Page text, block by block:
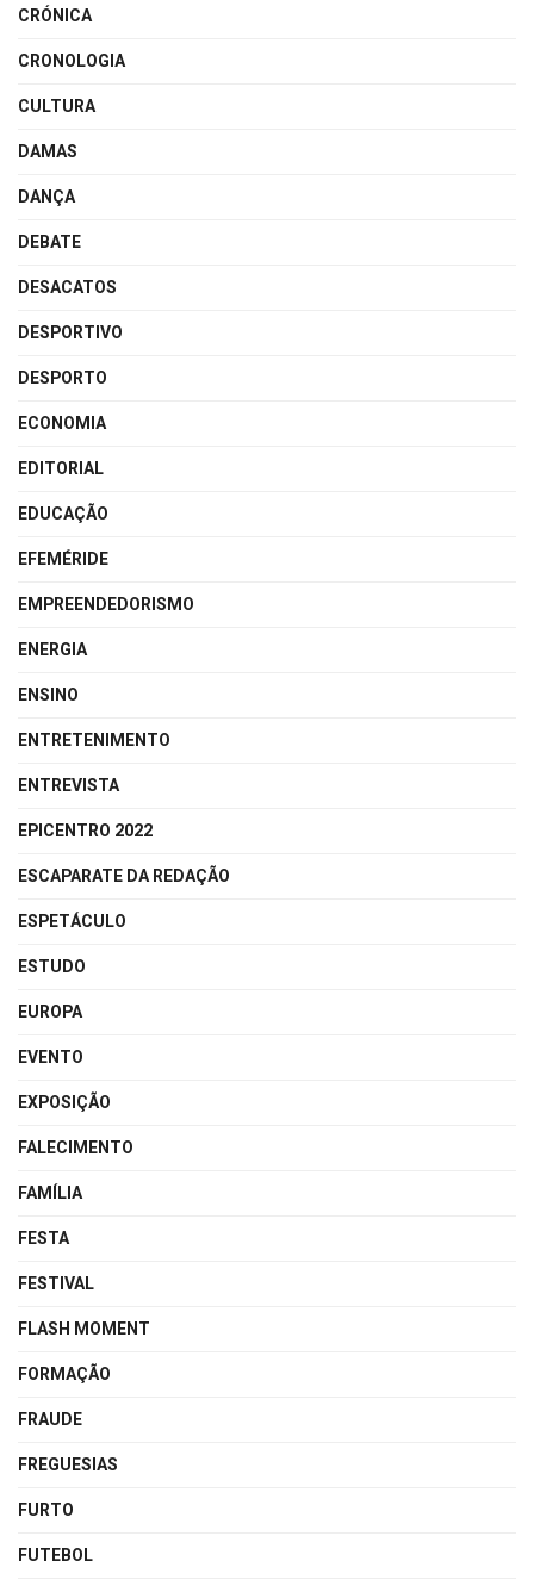
CRÓNICA
CRONOLOGIA
CULTURA
DAMAS
DANÇA
DEBATE
DESACATOS
DESPORTIVO
DESPORTO
ECONOMIA
EDITORIAL
EDUCAÇÃO
EFEMÉRIDE
EMPREENDEDORISMO
ENERGIA
ENSINO
ENTRETENIMENTO
ENTREVISTA
EPICENTRO 2022
ESCAPARATE DA REDAÇÃO
ESPETÁCULO
ESTUDO
EUROPA
EVENTO
EXPOSIÇÃO
FALECIMENTO
FAMÍLIA
FESTA
FESTIVAL
FLASH MOMENT
FORMAÇÃO
FRAUDE
FREGUESIAS
FURTO
FUTEBOL